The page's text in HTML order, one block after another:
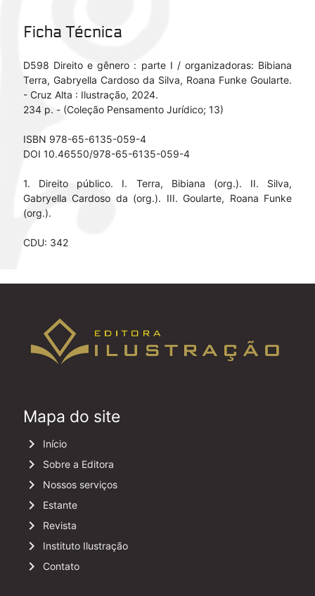
Ficha Técnica
D598 Direito e gênero : parte I / organizadoras: Bibiana
Terra, Gabryella Cardoso da Silva, Roana Funke Goularte.
- Cruz Alta : Ilustração, 2024.
234 p. - (Coleção Pensamento Jurídico; 13)
ISBN 978-65-6135-059-4
DOI 10.46550/978-65-6135-059-4
1. Direito público. I. Terra, Bibiana (org.). II. Silva,
Gabryella Cardoso da (org.). III. Goularte, Roana Funke
(org.).
CDU: 342
Mapa do site
keyboard_arrow_right Início
keyboard_arrow_right Sobre a Editora
keyboard_arrow_right Nossos serviços
keyboard_arrow_right Estante
keyboard_arrow_right Revista
keyboard_arrow_right Instituto Ilustração
keyboard_arrow_right Contato